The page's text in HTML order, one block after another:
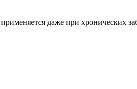
даже при хронических